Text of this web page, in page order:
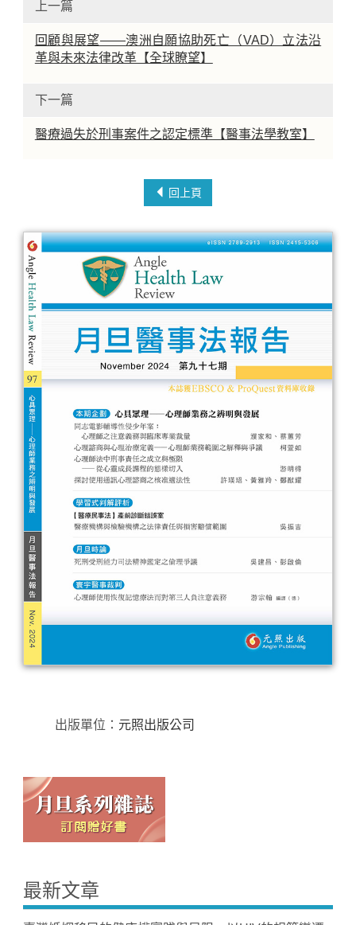
上一篇
回顧與展望——澳洲自願協助死亡（VAD）立法沿
革與未來法律改革【全球瞭望】
下一篇
醫療過失於刑事案件之認定標準【醫事法學教室】
回上頁
出版單位： 元照出版公司
最新文章